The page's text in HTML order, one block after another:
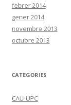
febrer 2014
gener 2014
novembre 2013
octubre 2013
CATEGORIES
CAU-UPC